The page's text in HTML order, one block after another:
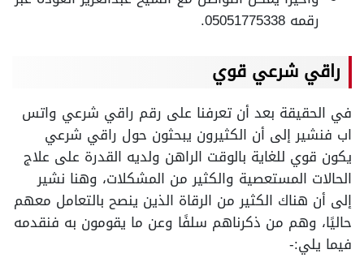
رقمه 05051775338.
راقي شرعي قوي
في الحقيقة بعد أن تعرفنا على رقم راقي شرعي واتس
اب فنشير إلى أن الكثيرون يبحثون حول راقي شرعي
يكون قوي للغاية بالوقت الراهن ولديه القدرة على علاج
الحالات المستعصية والكثير من المشكلات، وهنا نشير
إلى أن هناك الكثير من الرقاة الذين ينصح بالتعامل معهم
حاليًا، وهم من ذكرناهم سلفًا وعن ما يقومون به فنقدمه
فيما يلي:-